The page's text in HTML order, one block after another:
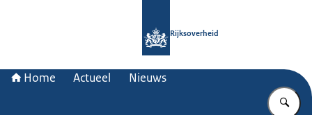
Rijksoverheid
Home Actueel Nieuws